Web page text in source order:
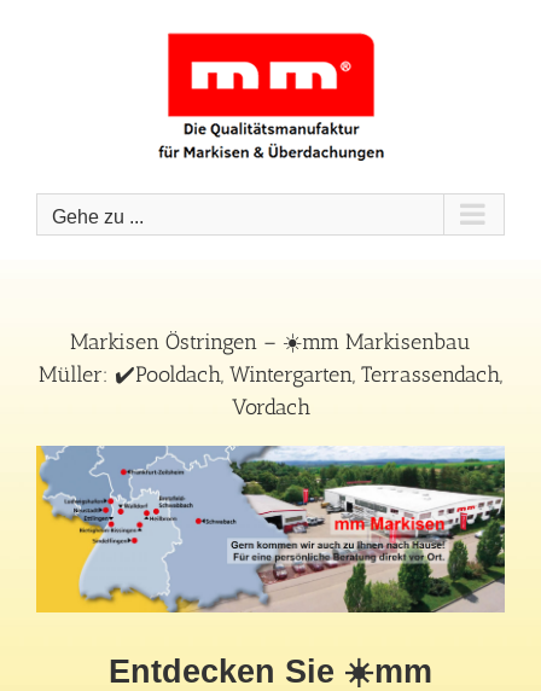
Gehe zu ...
Markisen Östringen – ☀️mm Markisenbau
Müller: ✔️Pooldach, Wintergarten, Terrassendach,
Vordach
Entdecken Sie ☀️mm